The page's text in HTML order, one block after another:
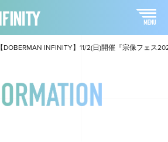
【DOBERMAN INFINITY】11/2(日)開催『宗像フェス